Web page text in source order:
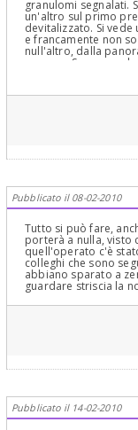
Riabilitazione Orale
Complesso di
conservativa,
di gengiva
italia.it/casi_clinici/
Petti,
Casi Clinici Complessi
granulomi segnalati.
un'altro sul primo
devitalizzato. Si
e francamente non
null'altro, dalla
------------ Sparare
nazionale, per
nella sezione humor,
Pubblicato il 08-02-2010
Tutto si può fare,
porterà a nulla, visto
quell'operato c'è
colleghi che sono
abbiano sparato a
guardare striscia la
Pubblicato il 14-02-2010